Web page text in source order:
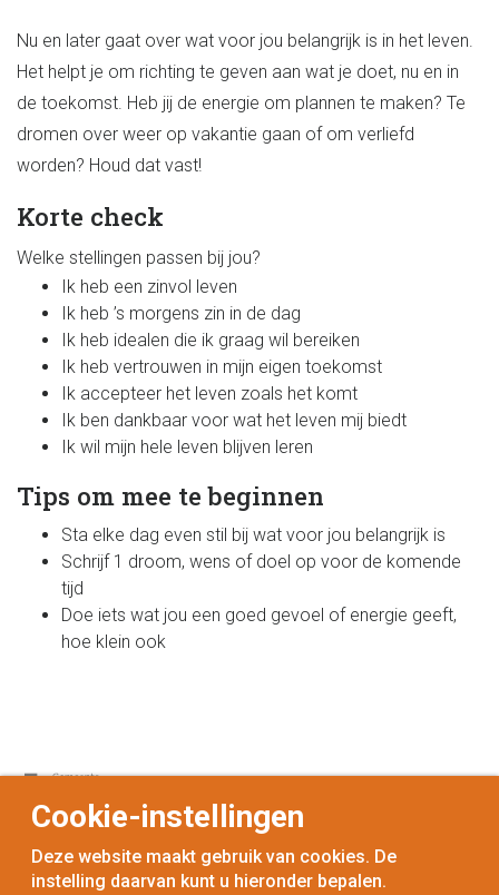
Nu en later gaat over wat voor jou belangrijk is in het leven.
Het helpt je om richting te geven aan wat je doet, nu en in
de toekomst. Heb jij de energie om plannen te maken? Te
dromen over weer op vakantie gaan of om verliefd
worden? Houd dat vast!
Korte check
Welke stellingen passen bij jou?
Ik heb een zinvol leven
Ik heb ’s morgens zin in de dag
Ik heb idealen die ik graag wil bereiken
Ik heb vertrouwen in mijn eigen toekomst
Ik accepteer het leven zoals het komt
Ik ben dankbaar voor wat het leven mij biedt
Ik wil mijn hele leven blijven leren
Tips om mee te beginnen
Sta elke dag even stil bij wat voor jou belangrijk is
Schrijf 1 droom, wens of doel op voor de komende
tijd
Doe iets wat jou een goed gevoel of energie geeft,
hoe klein ook
Cookie-instellingen
Deze website maakt gebruik van cookies. De
instelling daarvan kunt u hieronder bepalen.